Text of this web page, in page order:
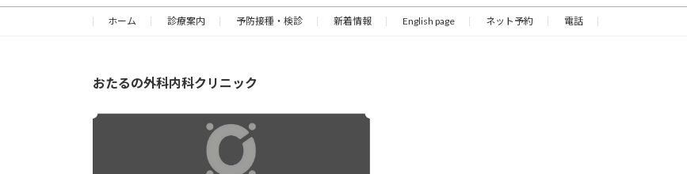
ホーム 診療案内 予防接種・検診 新着情報 English page ネット予約 電話
おたるの外科内科クリニック